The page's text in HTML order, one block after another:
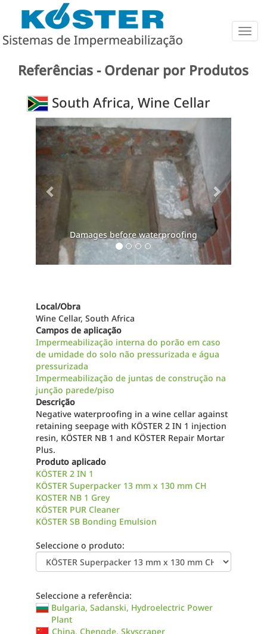
Referências - Ordenar por Produtos
South Africa, Wine Cellar
Damages before waterproofing Damages
Previous
Local/Obra
Wine Cellar, South Africa
Campos de aplicação
Impermeabilização interna do porão em caso
de umidade do solo não pressurizada e água
pressurizada
Impermeabilização de juntas de construção na
junção parede/piso
Descrição
Negative waterproofing in a wine cellar against
retaining seepage with KÖSTER 2 IN 1 injection
resin, KÖSTER NB 1 and KÖSTER Repair Mortar
Plus.
Produto aplicado
KÖSTER 2 IN 1
KÖSTER Superpacker 13 mm x 130 mm CH
KOSTER NB 1 Grey
KÖSTER PUR Cleaner
KÖSTER SB Bonding Emulsion
Seleccione o produto:
Seleccione a referência:
Bulgaria, Sadanski, Hydroelectric Power
Plant
China, Chengde, Skyscraper